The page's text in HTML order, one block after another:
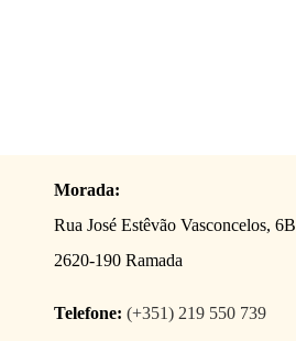
Morada:
Rua José Estêvão Vasconcelos, 6B
2620-190 Ramada
Telefone: (+351) 219 550 739